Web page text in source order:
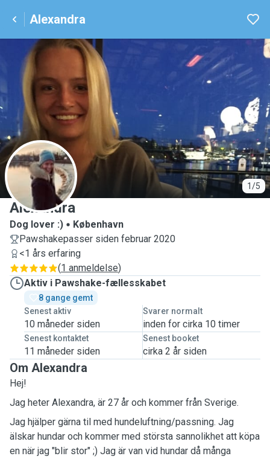
Alexandra
1/5
A
Alexandra
Dog lover :)
København
Pawshakepasser siden februar 2020
<1 års erfaring
(1 anmeldelse)
Aktiv i Pawshake-fællesskabet
8 gange gemt
Senest aktiv
10 måneder siden
Svarer normalt
inden for cirka 10 timer
Senest kontaktet
11 måneder siden
Senest booket
cirka 2 år siden
Om Alexandra
Hej!
Jag heter Alexandra, är 27 år och kommer från Sverige.
Jag hjälper gärna til med hundeluftning/passning. Jag
älskar hundar och kommer med största sannolikhet att köpa
en när jag "blir stor" ;) Jag är van vid hundar då många